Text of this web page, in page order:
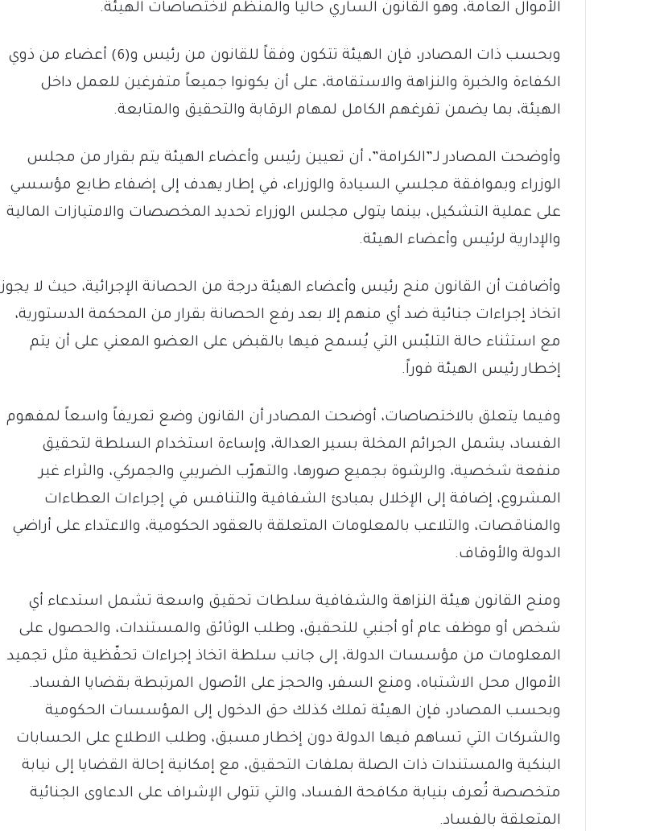
الأموال العامة، وهو القانون الساري حالياً والمنظم لاختصاصات الهيئة.
وبحسب ذات المصادر، فإن الهيئة تتكون وفقاً للقانون من رئيس و(6) أعضاء من ذوي
الكفاءة والخبرة والنزاهة والاستقامة، على أن يكونوا جميعاً متفرغين للعمل داخل
الهيئة، بما يضمن تفرغهم الكامل لمهام الرقابة والتحقيق والمتابعة.
وأوضحت المصادر لـ”الكرامة”، أن تعيين رئيس وأعضاء الهيئة يتم بقرار من مجلس
الوزراء وبموافقة مجلسي السيادة والوزراء، في إطار يهدف إلى إضفاء طابع مؤسسي
على عملية التشكيل، بينما يتولى مجلس الوزراء تحديد المخصصات والامتيازات المالية
والإدارية لرئيس وأعضاء الهيئة.
وأضافت أن القانون منح رئيس وأعضاء الهيئة درجة من الحصانة الإجرائية، حيث لا يجوز
اتخاذ إجراءات جنائية ضد أي منهم إلا بعد رفع الحصانة بقرار من المحكمة الدستورية،
مع استثناء حالة التلبّس التي يُسمح فيها بالقبض على العضو المعني على أن يتم
إخطار رئيس الهيئة فوراً.
وفيما يتعلق بالاختصاصات، أوضحت المصادر أن القانون وضع تعريفاً واسعاً لمفهوم
الفساد، يشمل الجرائم المخلة بسير العدالة، وإساءة استخدام السلطة لتحقيق
منفعة شخصية، والرشوة بجميع صورها، والتهرّب الضريبي والجمركي، والثراء غير
المشروع، إضافة إلى الإخلال بمبادئ الشفافية والتنافس في إجراءات العطاءات
والمناقصات، والتلاعب بالمعلومات المتعلقة بالعقود الحكومية، والاعتداء على أراضي
الدولة والأوقاف.
ومنح القانون هيئة النزاهة والشفافية سلطات تحقيق واسعة تشمل استدعاء أي
شخص أو موظف عام أو أجنبي للتحقيق، وطلب الوثائق والمستندات، والحصول على
المعلومات من مؤسسات الدولة، إلى جانب سلطة اتخاذ إجراءات تحفّظية مثل تجميد
الأموال محل الاشتباه، ومنع السفر، والحجز على الأصول المرتبطة بقضايا الفساد.
وبحسب المصادر، فإن الهيئة تملك كذلك حق الدخول إلى المؤسسات الحكومية
والشركات التي تساهم فيها الدولة دون إخطار مسبق، وطلب الاطلاع على الحسابات
البنكية والمستندات ذات الصلة بملفات التحقيق، مع إمكانية إحالة القضايا إلى نيابة
متخصصة تُعرف بنيابة مكافحة الفساد، والتي تتولى الإشراف على الدعاوى الجنائية
المتعلقة بالفساد.